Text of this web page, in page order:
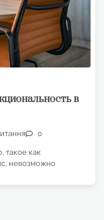
в
0
такое как
невозможно